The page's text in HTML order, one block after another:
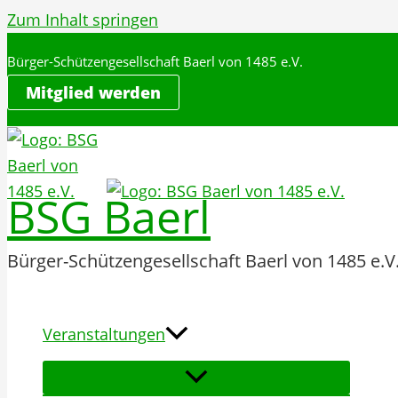
Zum Inhalt springen
Bürger-Schützengesellschaft Baerl von 1485 e.V.
Mitglied werden
BSG Baerl
Bürger-Schützengesellschaft Baerl von 1485
Veranstaltungen